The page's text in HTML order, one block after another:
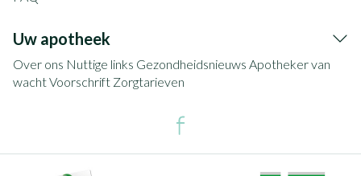
Uw apotheek
Over ons Nuttige links Gezondheidsnieuws Apotheker van
wachtVoorschrift Zorgtarieven